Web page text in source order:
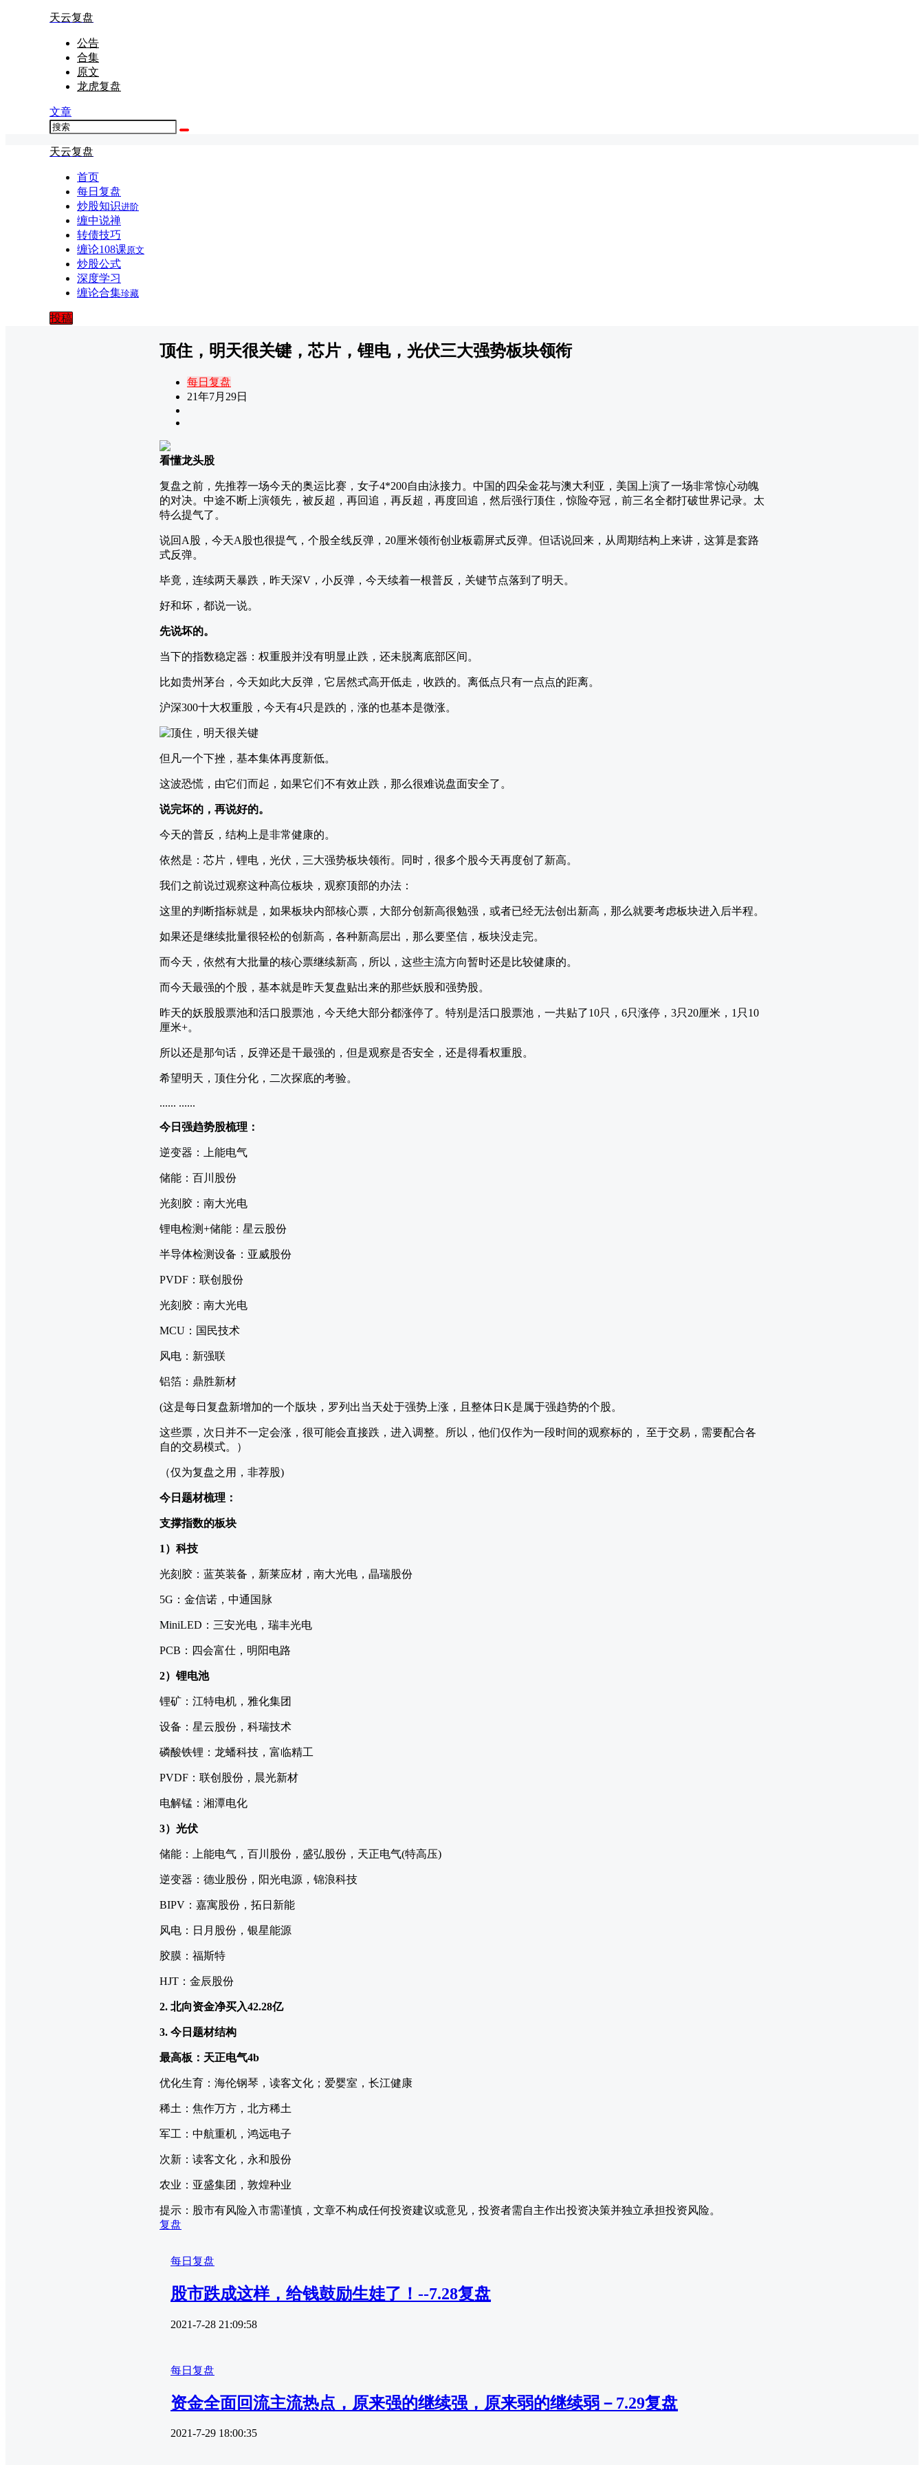
天云复盘
公告
合集
原文
龙虎复盘
文章
天云复盘
首页
每日复盘
炒股知识进阶
缠中说禅
转债技巧
缠论108课原文
炒股公式
深度学习
缠论合集珍藏
投稿
顶住，明天很关键，芯片，锂电，光伏三大强势板块领衔
每日复盘
21年7月29日
看懂龙头股
复盘之前，先推荐一场今天的奥运比赛，女子4*200自由泳接力。中国的四朵金花与澳大利亚，美国上演了一场非常惊心动魄
的对决。中途不断上演领先，被反超，再回追，再反超，再度回追，然后强行顶住，惊险夺冠，前三名全都打破世界记录。太
特么提气了。
说回A股，今天A股也很提气，个股全线反弹，20厘米领衔创业板霸屏式反弹。但话说回来，从周期结构上来讲，这算是套路
式反弹。
毕竟，连续两天暴跌，昨天深V，小反弹，今天续着一根普反，关键节点落到了明天。
好和坏，都说一说。
先说坏的。
当下的指数稳定器：权重股并没有明显止跌，还未脱离底部区间。
比如贵州茅台，今天如此大反弹，它居然式高开低走，收跌的。离低点只有一点点的距离。
沪深300十大权重股，今天有4只是跌的，涨的也基本是微涨。
但凡一个下挫，基本集体再度新低。
这波恐慌，由它们而起，如果它们不有效止跌，那么很难说盘面安全了。
说完坏的，再说好的。
今天的普反，结构上是非常健康的。
依然是：芯片，锂电，光伏，三大强势板块领衔。同时，很多个股今天再度创了新高。
我们之前说过观察这种高位板块，观察顶部的办法：
这里的判断指标就是，如果板块内部核心票，大部分创新高很勉强，或者已经无法创出新高，那么就要考虑板块进入后半程。
如果还是继续批量很轻松的创新高，各种新高层出，那么要坚信，板块没走完。
而今天，依然有大批量的核心票继续新高，所以，这些主流方向暂时还是比较健康的。
而今天最强的个股，基本就是昨天复盘贴出来的那些妖股和强势股。
昨天的妖股股票池和活口股票池，今天绝大部分都涨停了。特别是活口股票池，一共贴了10只，6只涨停，3只20厘米，1只10
厘米+。
所以还是那句话，反弹还是干最强的，但是观察是否安全，还是得看权重股。
希望明天，顶住分化，二次探底的考验。
...... ......
今日强趋势股梳理：
逆变器：上能电气
储能：百川股份
光刻胶：南大光电
锂电检测+储能：星云股份
半导体检测设备：亚威股份
PVDF：联创股份
光刻胶：南大光电
MCU：国民技术
风电：新强联
铝箔：鼎胜新材
(这是每日复盘新增加的一个版块，罗列出当天处于强势上涨，且整体日K是属于强趋势的个股。
这些票，次日并不一定会涨，很可能会直接跌，进入调整。所以，他们仅作为一段时间的观察标的， 至于交易，需要配合各
自的交易模式。）
（仅为复盘之用，非荐股)
今日题材梳理：
支撑指数的板块
1）科技
光刻胶：蓝英装备，新莱应材，南大光电，晶瑞股份
5G：金信诺，中通国脉
MiniLED：三安光电，瑞丰光电
PCB：四会富仕，明阳电路
2）锂电池
锂矿：江特电机，雅化集团
设备：星云股份，科瑞技术
磷酸铁锂：龙蟠科技，富临精工
PVDF：联创股份，晨光新材
电解锰：湘潭电化
3）光伏
储能：上能电气，百川股份，盛弘股份，天正电气(特高压)
逆变器：德业股份，阳光电源，锦浪科技
BIPV：嘉寓股份，拓日新能
风电：日月股份，银星能源
胶膜：福斯特
HJT：金辰股份
2. 北向资金净买入42.28亿
3. 今日题材结构
最高板：天正电气4b
优化生育：海伦钢琴，读客文化；爱婴室，长江健康
稀土：焦作万方，北方稀土
军工：中航重机，鸿远电子
次新：读客文化，永和股份
农业：亚盛集团，敦煌种业
提示：股市有风险入市需谨慎，文章不构成任何投资建议或意见，投资者需自主作出投资决策并独立承担投资风险。
复盘
每日复盘
股市跌成这样，给钱鼓励生娃了！--7.28复盘
2021-7-28 21:09:58
每日复盘
资金全面回流主流热点，原来强的继续强，原来弱的继续弱－7.29复盘
2021-7-29 18:00:35